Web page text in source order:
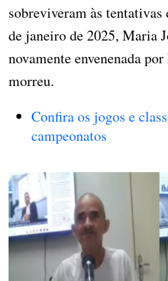
sobreviveram às
de janeiro de 2025, Maria
novamente envenenada
morreu.
Confira os jogos e
campeonatos